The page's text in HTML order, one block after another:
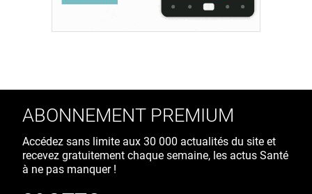
ABONNEMENT PREMIUM
Accédez sans limite aux 30 000 actualités du site et
recevez gratuitement chaque semaine, les actus Santé
à ne pas manquer !